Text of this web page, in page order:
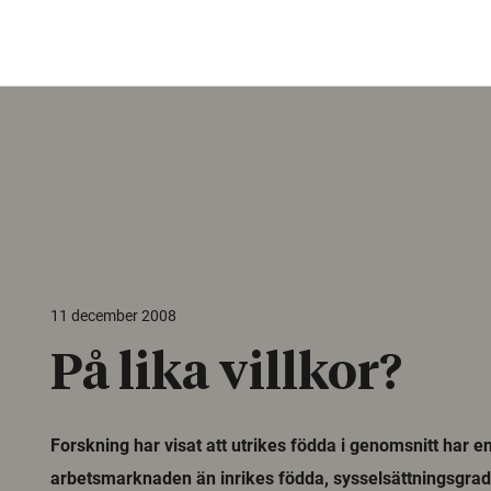
11 december 2008
På lika villkor?
Forskning har visat att utrikes födda i genomsnitt har
arbetsmarknaden än inrikes födda,